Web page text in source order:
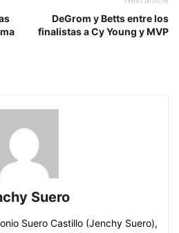
DeGrom y Betts entre los
finalistas a Cy Young y MVP
Suero
Suero Castillo (Jenchy Suero),